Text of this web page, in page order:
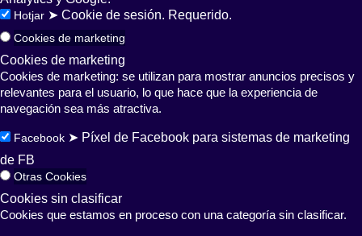
Hotjar ➤ Cookie de sesión. Requerido.
Cookies de marketing
Cookies de marketing
Cookies de marketing: se utilizan para mostrar anuncios precisos y
relevantes para el usuario, lo que hace que la experiencia de
navegación sea más atractiva.
Facebook ➤ Píxel de Facebook para sistemas de marketing
de FB
Otras Cookies
Cookies sin clasificar
Cookies que estamos en proceso con una categoría sin clasificar.